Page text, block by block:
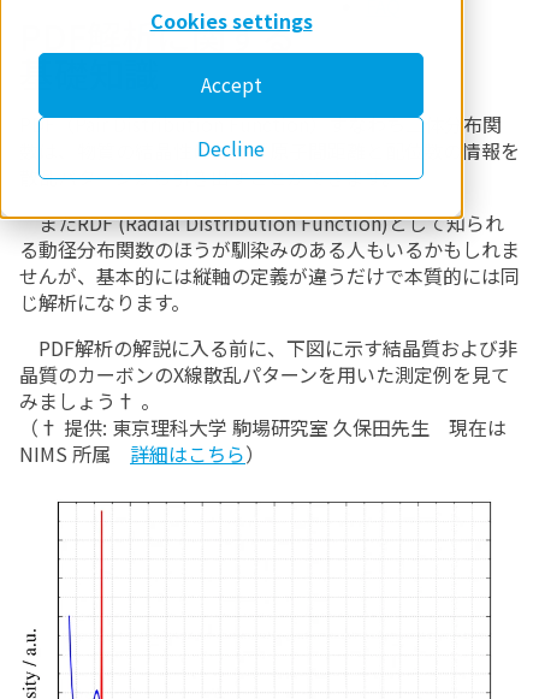
Cookies settings
Accept
Decline
PDF解析に関する
基礎知識
PDF（Pair Distribution Function）すなわち二体分布関
数は、物質の結晶性に依らず原子間距離と配位数の情報を
散乱パターンから引き出すことができます。
またRDF (Radial Distribution Function)として知られ
る動径分布関数のほうが馴染みのある人もいるかもしれま
せんが、基本的には縦軸の定義が違うだけで本質的には同
じ解析になります。
PDF解析の解説に入る前に、下図に示す結晶質および非
晶質のカーボンのX線散乱パターンを用いた測定例を見て
みましょう† 。
（† 提供: 東京理科大学 駒場研究室 久保田先生 現在は
NIMS 所属 詳細はこちら）